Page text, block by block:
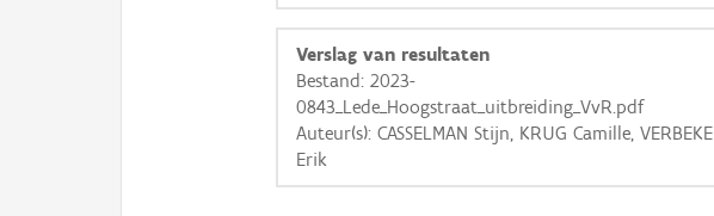
Ortho
GRB-Basiskaart
Verslag van resultaten
Bestand: 2023-
0843_Lede_Hoogstraat_uitbreiding_VvR.pdf
Auteur(s): CASSELMAN Stijn, KRUG Camille, VERBEKE
Erik